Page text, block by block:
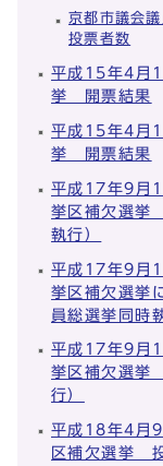
京都市議会
投票者数
平成15年4月
挙 開票結果
平成15年4月
挙 開票結果
平成17年9月
挙区補欠選挙
執行）
平成17年9月
挙区補欠選挙
員総選挙同時
平成17年9月
挙区補欠選挙
行）
平成18年4月
区補欠選挙